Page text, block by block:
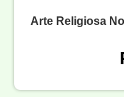
Arte Religiosa